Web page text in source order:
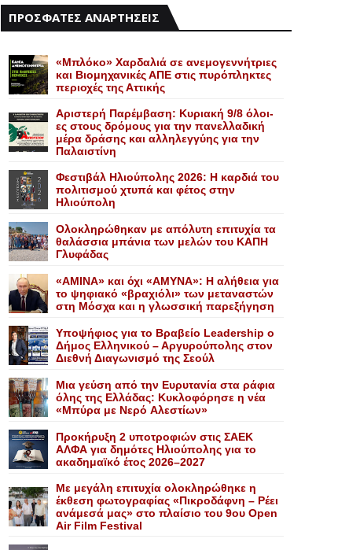
ΠΡΟΣΦΑΤΕΣ ΑΝΑΡΤΗΣΕΙΣ
«Mπλόκο» Xαρδαλιά σε ανεμογεννήτριες
και Bιομηχανικές ΑΠΕ στις πυρόπληκτες
περιοχές της Αττικής
Αριστερή Παρέμβαση: Κυριακή 9/8 όλοι-
ες στους δρόμους για την πανελλαδική
μέρα δράσης και αλληλεγγύης για την
Παλαιστίνη
Φεστιβάλ Ηλιούπολης 2026: Η καρδιά του
πολιτισμού χτυπά και φέτος στην
Ηλιούπολη
Ολοκληρώθηκαν με απόλυτη επιτυχία τα
θαλάσσια μπάνια των μελών του KAΠH
Γλυφάδας
«AMINA» και όχι «ΑΜΥΝΑ»: Η αλήθεια για
το ψηφιακό «βραχιόλι» των μεταναστών
στη Μόσχα και η γλωσσική παρεξήγηση
Yποψήφιος για το Bραβείο Leadership ο
Δήμος Ελληνικού – Αργυρούπολης στον
Διεθνή Διαγωνισμό της Σεούλ
Mια γεύση από την Eυρυτανία στα ράφια
όλης της Ελλάδας: Κυκλοφόρησε η νέα
«Μπύρα με Nερό Aλεστίων»
Προκήρυξη 2 υποτροφιών στις ΣΑΕΚ
ΑΛΦΑ για δημότες Ηλιούπολης για το
ακαδημαϊκό έτος 2026–2027
Με μεγάλη επιτυχία ολοκληρώθηκε η
έκθεση φωτογραφίας «Πικροδάφνη – Ρέει
ανάμεσά μας» στο πλαίσιο του 9ου Open
Air Film Festival